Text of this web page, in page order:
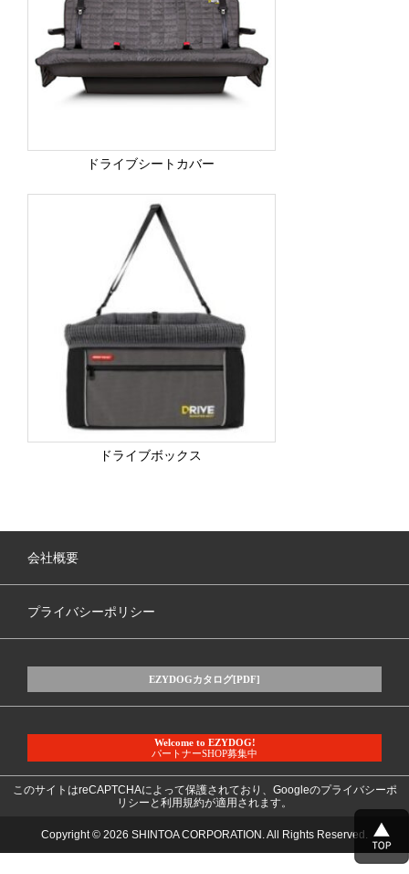
ドライブシートカバー
ドライブボックス
会社概要
プライバシーポリシー
EZYDOGカタログ[PDF]
Welcome to EZYDOG!
パートナーSHOP募集中
このサイトはreCAPTCHAによって保護されており、Googleのプライバシーポ
リシー と 利用規約が適用されます。
Copyright © 2026 SHINTOA CORPORATION. All Rights Reserved.